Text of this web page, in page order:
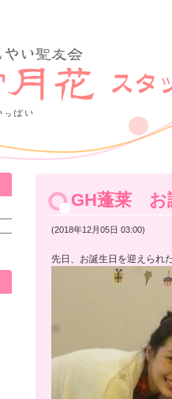
GH蓬莱 お
(2018年12月05日 03:00)
先日、お誕生日を迎えられ